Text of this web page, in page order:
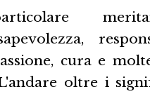
cura e
oltre i